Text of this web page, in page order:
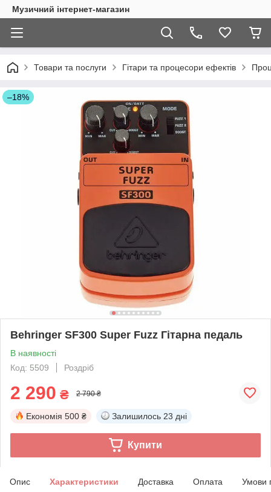
Музичний інтернет-магазин
Товари та послуги Гітари та процесори ефектів
–18%
Behringer SF300 Super Fuzz Гітарна педаль
В наявності
Код: 5509
Роздріб
2 290 ₴ 2 790 ₴
Економія 500 ₴ Залишилось 23 дні
Купити
Опис Характеристики Доставка Оплата Умови